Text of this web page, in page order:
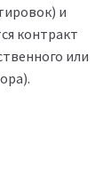
и
контракт
или